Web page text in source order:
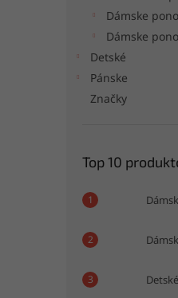
Dámske
Dámske
Detské
Pánske
Značky
Top 10